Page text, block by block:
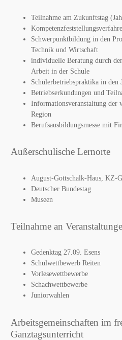
Teilnahme am Zukunftstag
Schwerpunktbildung in den
Technik und Wirtschaft
individuelle Beratung durch
Arbeit in der Schule
Schülerbetriebspraktika in den
Betriebserkundungen und
Informationsveranstaltung der
Region
Berufsausbildungsmesse mit
Außerschulische Lernorte
August-Gottschalk-Haus, KZ-
Deutscher Bundestag
Museen
Teilnahme an
Gedenktag 27.09. Esens
Schulwettbewerb Reiten
Vorlesewettbewerbe
Schachwettbewerbe
Juniorwahlen
Arbeitsgemeinschaften im
Ganztagsunterricht